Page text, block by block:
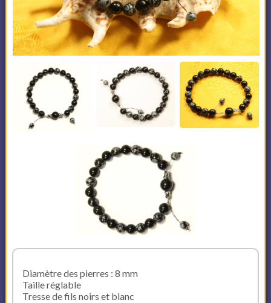
Diamètre des pierres : 8 mm
Taille réglable
Tresse de fils noirs et blanc